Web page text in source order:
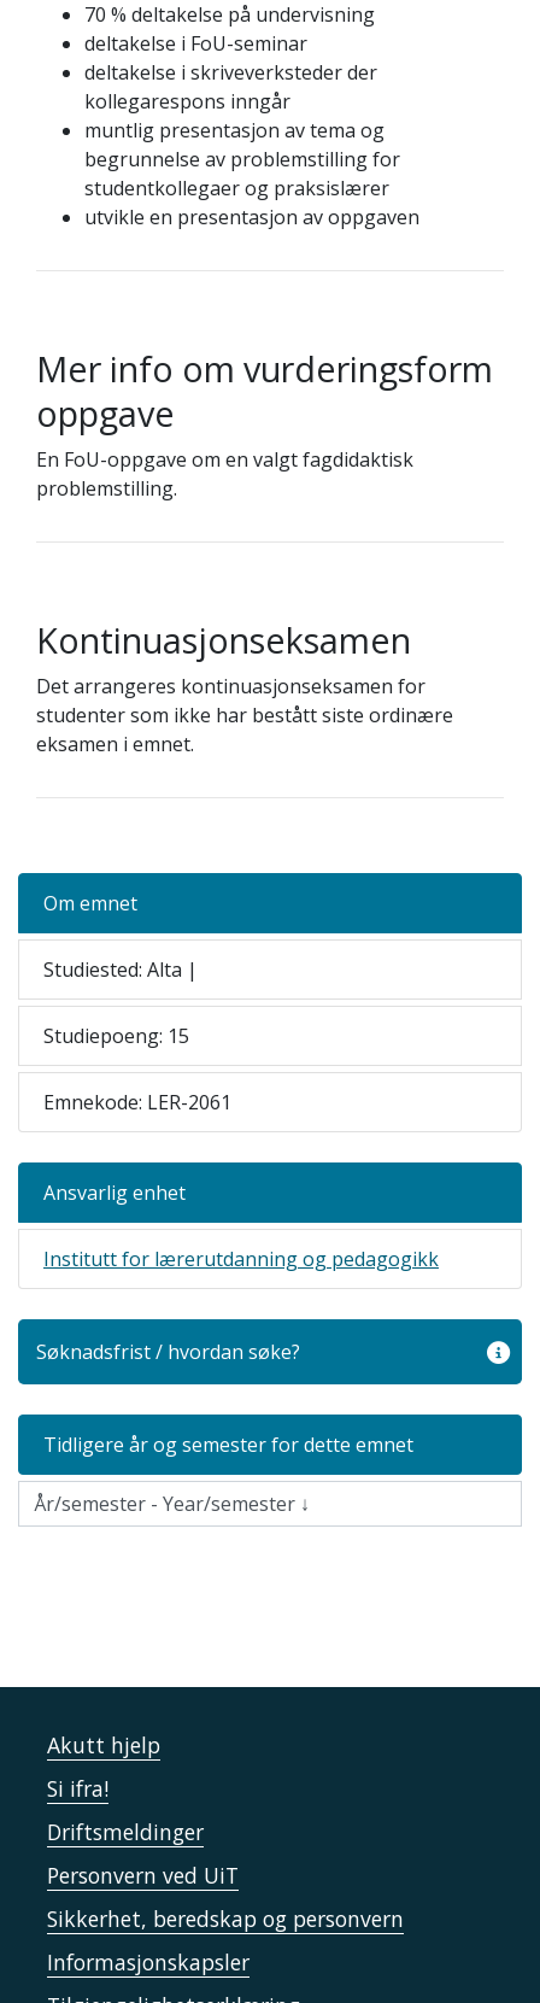
70 % deltakelse på undervisning
deltakelse i FoU-seminar
deltakelse i skriveverksteder der
kollegarespons inngår
muntlig presentasjon av tema og
begrunnelse av problemstilling for
studentkollegaer og praksislærer
utvikle en presentasjon av oppgaven
Mer info om vurderingsform
oppgave
En FoU-oppgave om en valgt fagdidaktisk
problemstilling.
Kontinuasjonseksamen
Det arrangeres kontinuasjonseksamen for
studenter som ikke har bestått siste ordinære
eksamen i emnet.
Om emnet
Studiested: Alta |
Studiepoeng: 15
Emnekode: LER-2061
Ansvarlig enhet
Institutt for lærerutdanning og pedagogikk
Søknadsfrist / hvordan søke?
Tidligere år og semester for dette emnet
Akutt hjelp
Si ifra!
Driftsmeldinger
Personvern ved UiT
Sikkerhet, beredskap og personvern
Informasjonskapsler